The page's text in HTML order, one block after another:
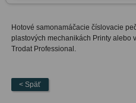
Hotové samonamáčacie číslovacie
plastových mechanikách Printy alebo
Trodat Professional.
< Späť